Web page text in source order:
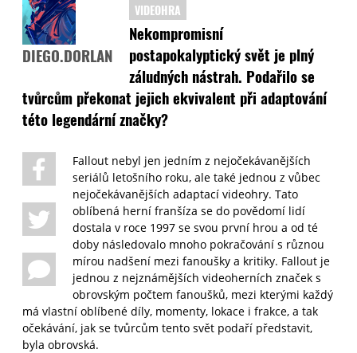
DIEGO.DORLAN
VIDEOHRA
Nekompromisní
postapokalyptický svět je plný
záludných nástrah. Podařilo se
tvůrcům překonat jejich ekvivalent při adaptování
této legendární značky?
Fallout nebyl jen jedním z nejočekávanějších
seriálů letošního roku, ale také jednou z vůbec
nejočekávanějších adaptací videohry. Tato
oblíbená herní franšíza se do povědomí lidí
dostala v roce 1997 se svou první hrou a od té
doby následovalo mnoho pokračování s různou
mírou nadšení mezi fanoušky a kritiky. Fallout je
jednou z nejznámějších videoherních značek s
obrovským počtem fanoušků, mezi kterými každý
má vlastní oblíbené díly, momenty, lokace i frakce, a tak
očekávání, jak se tvůrcům tento svět podaří představit,
byla obrovská.